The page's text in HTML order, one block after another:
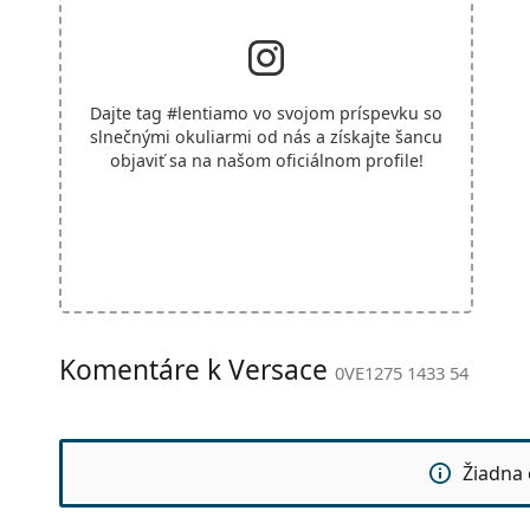
Dajte tag #lentiamo vo svojom príspevku so
slnečnými okuliarmi od nás a získajte šancu
objaviť sa na našom oficiálnom profile!
Komentáre k Versace 0VE1275 1433 54
Žiadna